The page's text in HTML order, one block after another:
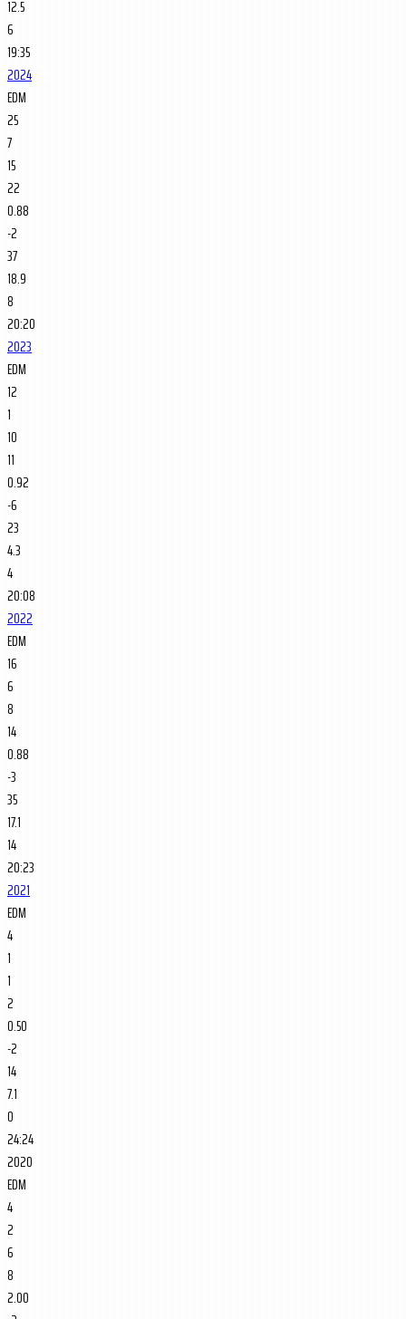
12.5
6
19:35
2024
EDM
25
7
15
22
0.88
-2
37
18.9
8
20:20
2023
EDM
12
1
10
11
0.92
-6
23
4.3
4
20:08
2022
EDM
16
6
8
14
0.88
-3
35
17.1
14
20:23
2021
EDM
4
1
1
2
0.50
-2
14
7.1
0
24:24
2020
EDM
4
2
6
8
2.00